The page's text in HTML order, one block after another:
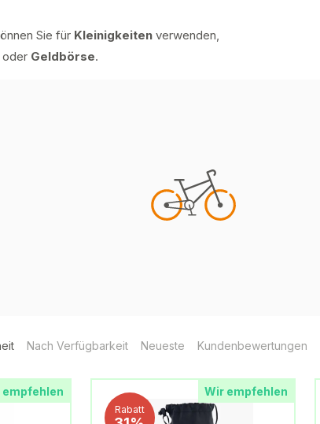
Sie für Kleinigkeiten verwenden,
oder Geldbörse.
Nach Verfügbarkeit Neueste Kundenbewertungen
empfehlen Wir empfehlen
Rabatt